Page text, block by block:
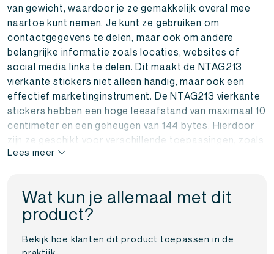
van gewicht, waardoor je ze gemakkelijk overal mee
naartoe kunt nemen. Je kunt ze gebruiken om
contactgegevens te delen, maar ook om andere
belangrijke informatie zoals locaties, websites of
social media links te delen. Dit maakt de NTAG213
vierkante stickers niet alleen handig, maar ook een
effectief marketinginstrument. De NTAG213 vierkante
stickers hebben een hoge leesafstand van maximaal 10
centimeter en een geheugen van 144 bytes. Hierdoor
zijn ze geschikt voor verschillende toepassingen, zoals
bijvoorbeeld het delen van WiFi-wachtwoorden, het
Bestel vandaag nog jouw eigen NTAG213 vierkante
stickers en ontdek de vele mogelijkheden van NFC-
technologie!
Lees meer
Wat kun je allemaal met dit
product?
Bekijk hoe klanten dit product toepassen in de